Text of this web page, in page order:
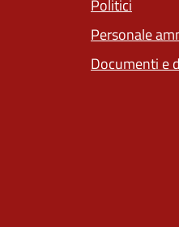
Politici
Personale
Documenti e